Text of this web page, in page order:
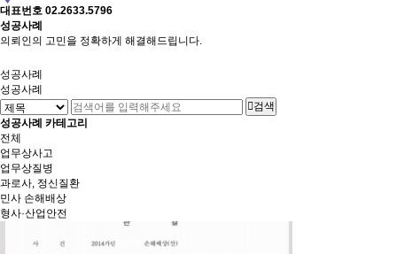
대표번호 02.2633.5796
성공사례
의뢰인의 고민을 정확하게 해결해드립니다.
성공사례
성공사례
검색
성공사례 카테고리
전체
업무상사고
업무상질병
과로사, 정신질환
민사 손해배상
형사·산업안전